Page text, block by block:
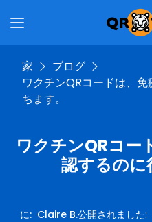
家
ブログ
ワクチンQRコードは、
ちます。
ワクチンQRコー
認するのに
に: Claire B.公開されました: